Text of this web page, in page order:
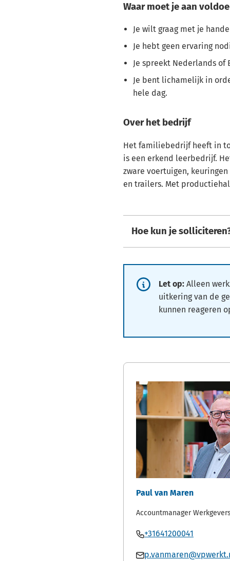
Waar moet je aan
Je wilt graag met je
Je hebt geen ervaring
Je spreekt Nederlands of
Je bent lichamelijk in
hele dag.
Over het bedrijf
Het familiebedrijf heeft in
is een erkend leerbedrijf.
zware voertuigen,
en trailers. Met
Hoe kun je
Informatie:
Let op:Alleen
uitkering van de
kunnen reageren
Paul van Maren
Accountmanager
Bel
van
+31641200041
een
Mail